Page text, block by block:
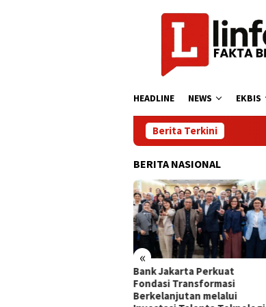
HEADLINE NEWS EKBIS
Berita Terkini
BERITA NASIONAL
«
Bank Jakarta Perkuat
Fondasi Transformasi
Berkelanjutan melalui